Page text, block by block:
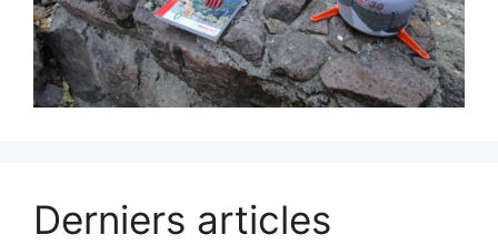
Derniers articles